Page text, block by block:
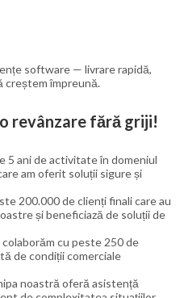
software — livrare rapidă,
creștem împreună.
revânzare fără griji!
5 ani de activitate în domeniul
am oferit soluții sigure și
200.000 de clienți finali care au
și beneficiază de soluții de
colaborăm cu peste 250 de
de condiții comerciale
noastră oferă asistență